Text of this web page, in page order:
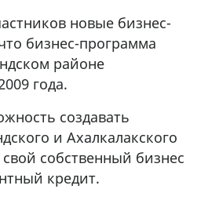
новые бизнес-
бизнес-программа
районе
года.
создавать
и Ахалкалакского
собственный бизнес
кредит.